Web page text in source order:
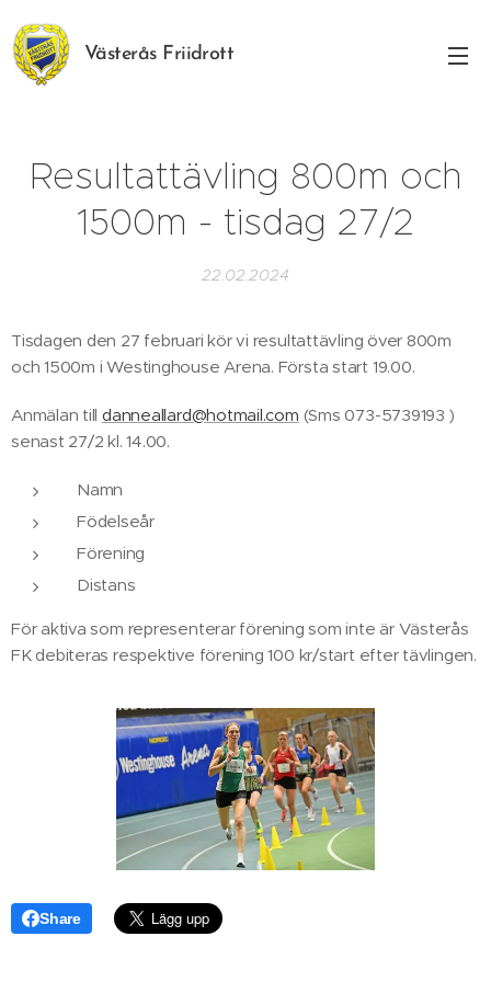
Västerås Friidrott
Resultattävling 800m och
1500m - tisdag 27/2
22.02.2024
Tisdagen den 27 februari kör vi resultattävling över 800m
och 1500m i Westinghouse Arena. Första start 19.00.
Anmälan till danneallard@hotmail.com (Sms 073-5739193 )
senast 27/2 kl. 14.00.
Namn
Födelseår
Förening
Distans
För aktiva som representerar förening som inte är Västerås
FK debiteras respektive förening 100 kr/start efter tävlingen.
Share